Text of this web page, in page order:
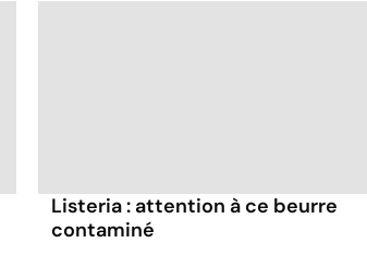
Listeria : attention à ce beurre
contaminé